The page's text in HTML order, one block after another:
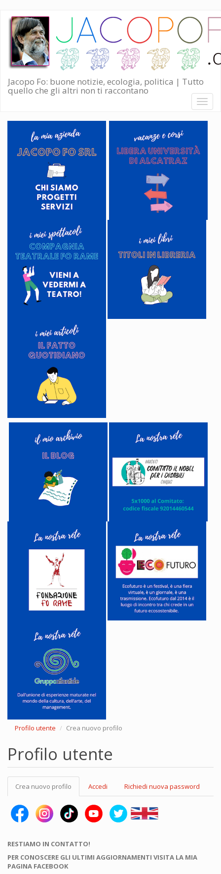
Salta
contenuto
principale
Jacopo Fo: buone notizie, ecologia, politica | Tutto
quello che gli altri non ti raccontano
Toggle
Profilo utente Crea nuovo profilo
Profilo utente
Schede
primarie
Crea nuovo profilo (scheda
attiva)
Accedi Richiedi nuova password
RESTIAMO IN CONTATTO!
PER CONOSCERE GLI ULTIMI AGGIORNAMENTI VISITA LA MIA
PAGINA FACEBOOK